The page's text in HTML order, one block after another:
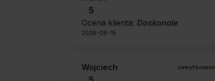
zapewniał doskonałe efekty przy
każdym użyciu.
5
Ocena klienta: Doskonale
2026-06-15
Wojciech zweryfikowano